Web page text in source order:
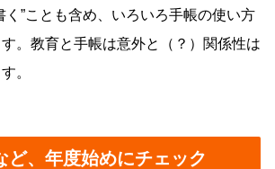
く”ことも含め、いろいろ手帳の使い方
。教育と手帳は意外と（？）関係性は
。
ど、年度始めにチェック